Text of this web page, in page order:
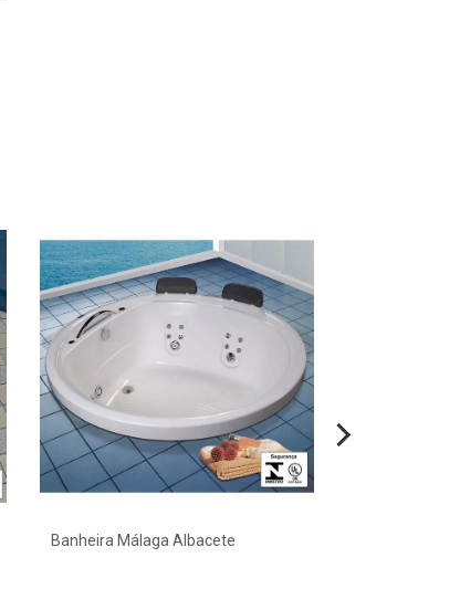
Banheira Málaga Albacete